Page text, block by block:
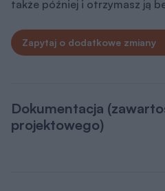
także później i otrzymasz ją
Zapytaj o dodatkowe zmiany
Dokumentacja
projektowego)